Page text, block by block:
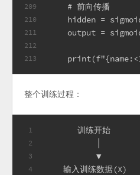
209
210
211
212
213
    # 前向传播
hidden =
output =
整个训练过程：
1
2
3
4
       训练开始
           ▼
    输入训练数据(X)